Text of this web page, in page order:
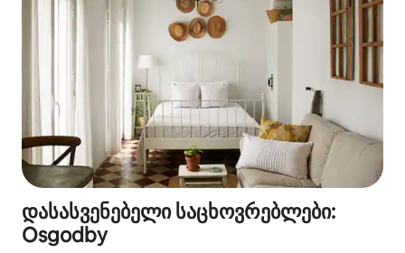
დასასვენებელი საცხოვრებლები:
Osgodby